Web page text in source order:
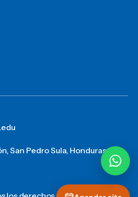
San Pedro Sula, Honduras, C.A.